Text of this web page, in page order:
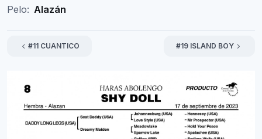
Pelo: Alazán
#11 CUANTICO #19 ISLAND BOY